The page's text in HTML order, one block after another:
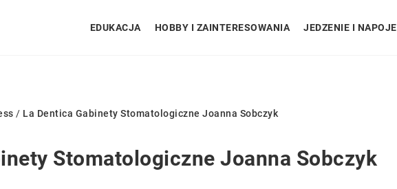
EDUKACJA HOBBY I ZAINTERESOWANIA JEDZENIE I NAPOJE
/ La Dentica Gabinety Stomatologiczne Joanna Sobczyk
Stomatologiczne Joanna Sobczyk